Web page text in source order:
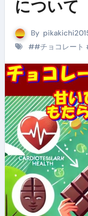
について
By
##チョコレート